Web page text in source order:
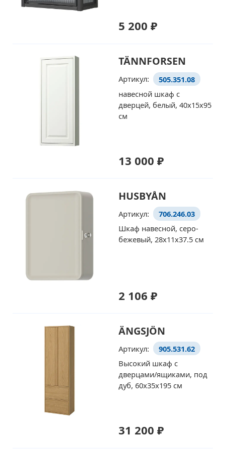
5 200 ₽
TÄNNFORSEN
Артикул:
505.351.08
навесной шкаф с
дверцей, белый, 40x15x95
см
13 000 ₽
HUSBYÅN
Артикул:
706.246.03
Шкаф навесной, серо-
бежевый, 28x11x37.5 см
2 106 ₽
ÄNGSJÖN
Артикул:
905.531.62
Высокий шкаф с
дверцами/ящиками, под
дуб, 60x35x195 см
31 200 ₽